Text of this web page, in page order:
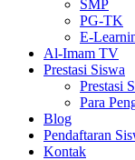
SMP
PG-TK
E-
Al-Imam TV
Prestasi Siswa
Prestasi
Para
Blog
Pendaftaran
Kontak